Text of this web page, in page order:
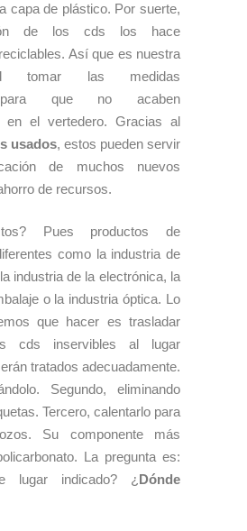
capa de plástico. Por suerte,
de los cds los hace
Así que es nuestra
tomar las medidas
para que no acaben
en el vertedero. Gracias al
usados, estos pueden servir
de muchos nuevos
de recursos.
Pues productos de
como la industria de
industria de la electrónica, la
o la industria óptica. Lo
que hacer es trasladar
cds inservibles al lugar
tratados adecuadamente.
Segundo, eliminando
Tercero, calentarlo para
Su componente más
La pregunta es:
lugar indicado? ¿ Dónde